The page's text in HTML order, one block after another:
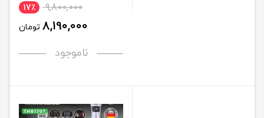
9,800,000 17٪
8,190,000 تومان
ناموجود